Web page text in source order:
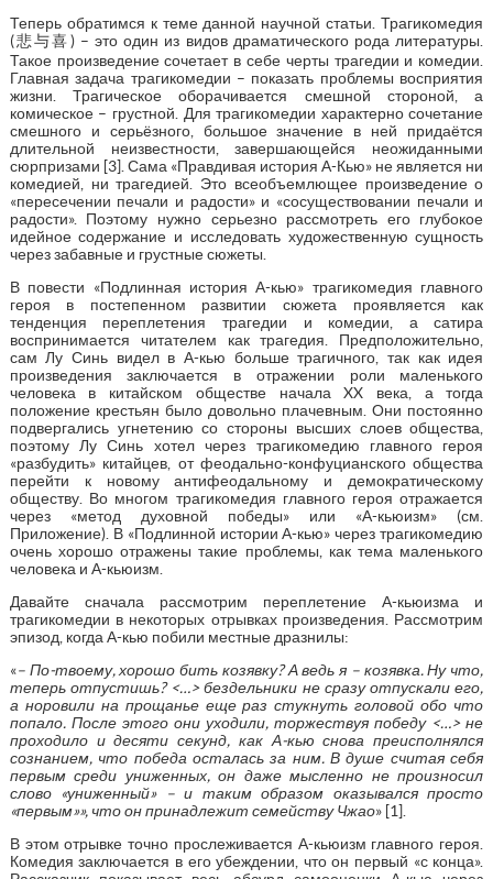
Теперь обратимся к теме данной научной статьи. Трагикомедия
(悲与喜) – это один из видов драматического рода литературы.
Такое произведение сочетает в себе черты трагедии и комедии.
Главная задача трагикомедии – показать проблемы восприятия
жизни. Трагическое оборачивается смешной стороной, а
комическое – грустной. Для трагикомедии характерно сочетание
смешного и серьёзного, большое значение в ней придаётся
длительной неизвестности, завершающейся неожиданными
сюрпризами [3]. Сама «Правдивая история А-Кью» не является ни
комедией, ни трагедией. Это всеобъемлющее произведение о
«пересечении печали и радости» и «сосуществовании печали и
радости». Поэтому нужно серьезно рассмотреть его глубокое
идейное содержание и исследовать художественную сущность
через забавные и грустные сюжеты.
В повести «Подлинная история А-кью» трагикомедия главного
героя в постепенном развитии сюжета проявляется как
тенденция переплетения трагедии и комедии, а сатира
воспринимается читателем как трагедия. Предположительно,
сам Лу Синь видел в А-кью больше трагичного, так как идея
произведения заключается в отражении роли маленького
человека в китайском обществе начала XX века, а тогда
положение крестьян было довольно плачевным. Они постоянно
подвергались угнетению со стороны высших слоев общества,
поэтому Лу Синь хотел через трагикомедию главного героя
«разбудить» китайцев, от феодально-конфуцианского общества
перейти к новому антифеодальному и демократическому
обществу. Во многом трагикомедия главного героя отражается
через «метод духовной победы» или «А-кьюизм» (см.
Приложение). В «Подлинной истории А-кью» через трагикомедию
очень хорошо отражены такие проблемы, как тема маленького
человека и А-кьюизм.
Давайте сначала рассмотрим переплетение А-кьюизма и
трагикомедии в некоторых отрывках произведения. Рассмотрим
эпизод, когда А-кью побили местные дразнилы:
«– По-твоему, хорошо бить козявку? А ведь я – козявка. Ну что,
теперь отпустишь? <…> бездельники не сразу отпускали его,
а норовили на прощанье еще раз стукнуть головой обо что
попало. После этого они уходили, торжествуя победу <…> не
проходило и десяти секунд, как А-кью снова преисполнялся
сознанием, что победа осталась за ним. В душе считая себя
первым среди униженных, он даже мысленно не произносил
слово «униженный» – и таким образом оказывался просто
«первым»», что он принадлежит семейству Чжао» [1].
В этом отрывке точно прослеживается А-кьюизм главного героя.
Комедия заключается в его убеждении, что он первый «с конца».